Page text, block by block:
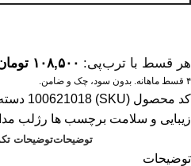
هر قسط با ترب‌پی: ۱۰۸,۵۰۰
۴ قسط ماهانه. بدون سود، چک و ضامن.
کد محصول (SKU) 100621018
زیبایی و سلامت برچسب ها رژلب
توضیحاتتوضیحات
توضیحات